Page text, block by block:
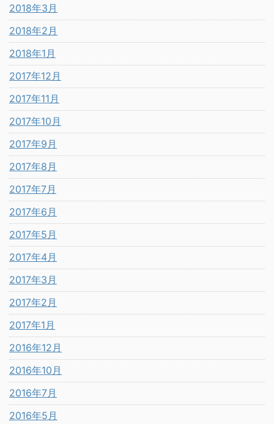
2018年3月
2018年2月
2018年1月
2017年12月
2017年11月
2017年10月
2017年9月
2017年8月
2017年7月
2017年6月
2017年5月
2017年4月
2017年3月
2017年2月
2017年1月
2016年12月
2016年10月
2016年7月
2016年5月